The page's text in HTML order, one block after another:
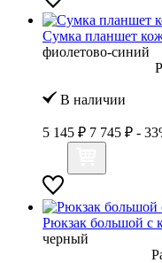
Сумка планшет
фиолетово-синий
В наличии
5 145 ₽ 7 745 ₽ -
Рюкзак большой с
черный